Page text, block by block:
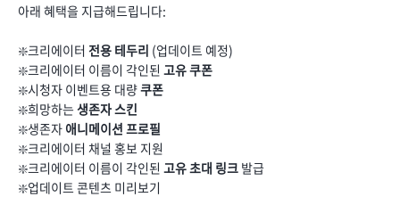
아래 혜택을 지급해드립니다:
❇️크리에이터 전용 테두리 (업데이트 예정)
❇️크리에이터 이름이 각인된 고유 쿠폰
❇️시청자 이벤트용 대량쿠폰
❇️희망하는 생존자 스킨
❇️생존자 애니메이션 프로필
❇️크리에이터 채널 홍보 지원
❇️크리에이터 이름이 각인된 고유 초대 링크 발급
❇️업데이트 콘텐츠 미리보기